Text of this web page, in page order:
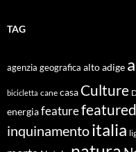
TAG
agenzia geografica alto adige
bicicletta cane casa Culture
energiafeaturefeatured
inquinamentoitalia